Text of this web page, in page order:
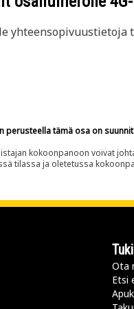
yhteensopivuustietoja
perusteella tämä osa on
kokoonpanoon voivat
tilassa ja oletetussa
Tuki
Ota
Etsi